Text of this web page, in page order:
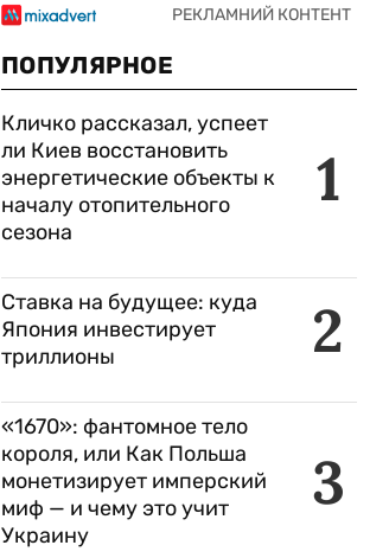
ПОПУЛЯРНОЕ
1
Кличко рассказал, успеет
ли Киев восстановить
энергетические объекты к
началу отопительного
сезона
2
Ставка на будущее: куда
Япония инвестирует
триллионы
3
«1670»: фантомное тело
короля, или Как Польша
монетизирует имперский
миф — и чему это учит
Украину